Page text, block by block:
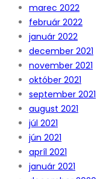
marec 2022
február 2022
január 2022
december 2021
november 2021
október 2021
september 2021
august 2021
júl 2021
jún 2021
apríl 2021
január 2021